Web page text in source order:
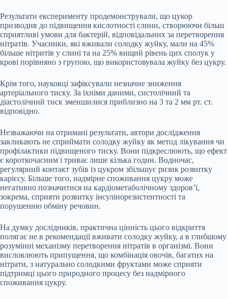
Результати експерименту продемонстрували, що цукор
призводив до підвищення кислотності слини, створюючи більш
сприятливі умови для бактерій, відповідальних за перетворення
нітратів. Учасники, які вживали солодку жуйку, мали на 45%
більше нітритів у слині та на 25% вищий рівень цих сполук у
крові порівняно з групою, що використовувала жуйку без цукру.
Крім того, науковці зафіксували незначне зниження
артеріального тиску. За їхніми даними, систолічний та
діастолічний тиск зменшилися приблизно на 3 та 2 мм рт. ст.
відповідно.
Незважаючи на отримані результати, автори дослідження
закликають не сприймати солодку жуйку як метод лікування чи
профілактики підвищеного тиску. Вони підкреслюють, що ефект
є короткочасним і триває лише кілька годин. Водночас,
регулярний контакт зубів із цукром збільшує ризик розвитку
карієсу. Більше того, надмірне споживання цукру може
негативно позначитися на кардіометаболічному здоров’ї,
зокрема, сприяти розвитку інсулінорезистентності та
порушенню обміну речовин.
На думку дослідників, практична цінність цього відкриття
полягає не в рекомендації вживати солодку жуйку, а в глибшому
розумінні механізму перетворення нітратів в організмі. Вони
висловлюють припущення, що комбінація овочів, багатих на
нітрати, з натурально солодкими фруктами може сприяти
підтримці цього природного процесу без надмірного
споживання цукру.